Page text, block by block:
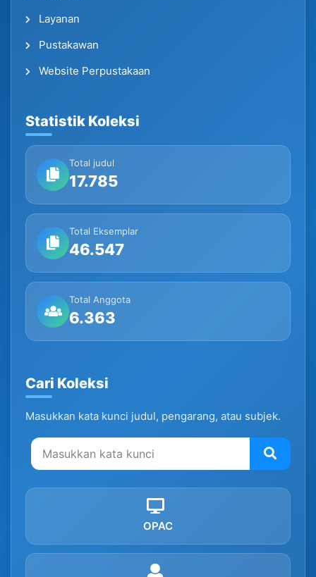
Layanan
Pustakawan
Website Perpustakaan
Statistik Koleksi
Total judul
17.785
Total Eksemplar
46.547
Total Anggota
6.363
Cari Koleksi
Masukkan kata kunci judul, pengarang, atau subjek.
OPAC